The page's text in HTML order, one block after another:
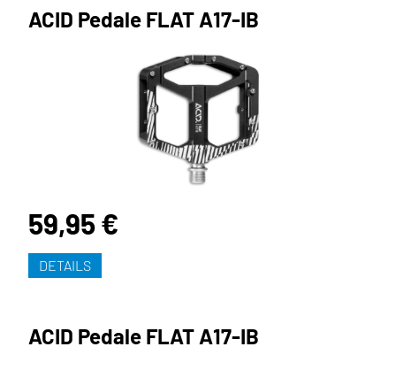
ACID Pedale FLAT A17-IB
59,95 €
DETAILS
ACID Pedale FLAT A17-IB